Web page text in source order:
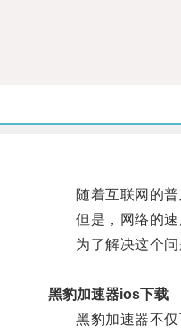
随着互联网的普及
但是，网络的速
为了解决这个问
黑豹加速器ios下载
黑豹加速器不仅